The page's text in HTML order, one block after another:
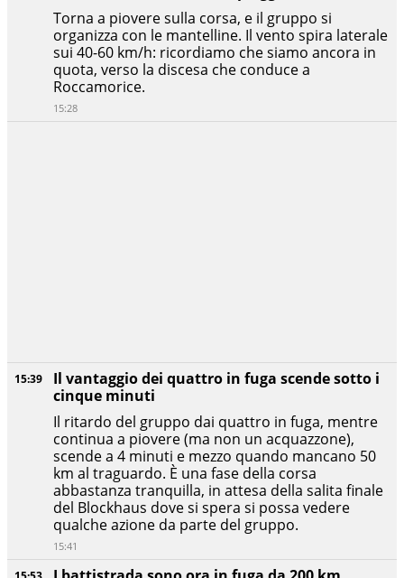
15:39
Il vantaggio dei quattro in fuga scende sotto i
cinque minuti
Il ritardo del gruppo dai quattro in fuga, mentre
continua a piovere (ma non un acquazzone),
scende a 4 minuti e mezzo quando mancano 50
km al traguardo. È una fase della corsa
abbastanza tranquilla, in attesa della salita finale
del Blockhaus dove si spera si possa vedere
qualche azione da parte del gruppo.
15:41
Torna a piovere sulla corsa, e il gruppo si
organizza con le mantelline. Il vento spira laterale
sui 40-60 km/h: ricordiamo che siamo ancora in
quota, verso la discesa che conduce a
Roccamorice.
15:28